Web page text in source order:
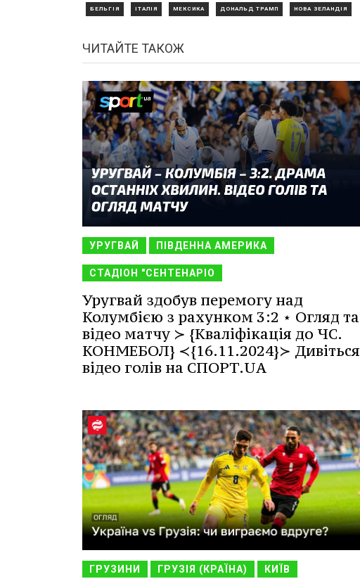
БЕЛЬГІЯ ІТАЛІЯ МЕКСИКА ДОНАЛЬД ТРАМП НОВА ЗЕЛАНДІЯ
ЧИТАЙТЕ ТАКОЖ
УРУГВАЙ ПІВДЕННА АМЕРИКА
СТАДІОН "СЕНТЕНАРІО
Уругвай здобув перемогу над
Колумбією з рахунком 3:2 ⋆ Огляд та
відео матчу ≻ {Кваліфікація до ЧС.
КОНМЕБОЛ} ≺{16.11.2024}≻ Дивіться
відео голів на СПОРТ.UA
ГРУЗИНИ ГРУЗІЯ (КРАЇНА) КИЇВ